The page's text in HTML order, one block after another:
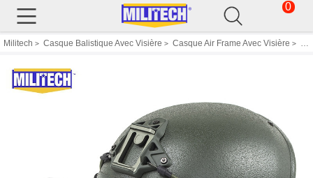
0
Militech > Casque Balistique Avec Visière > Casque Air Frame Avec Visière >